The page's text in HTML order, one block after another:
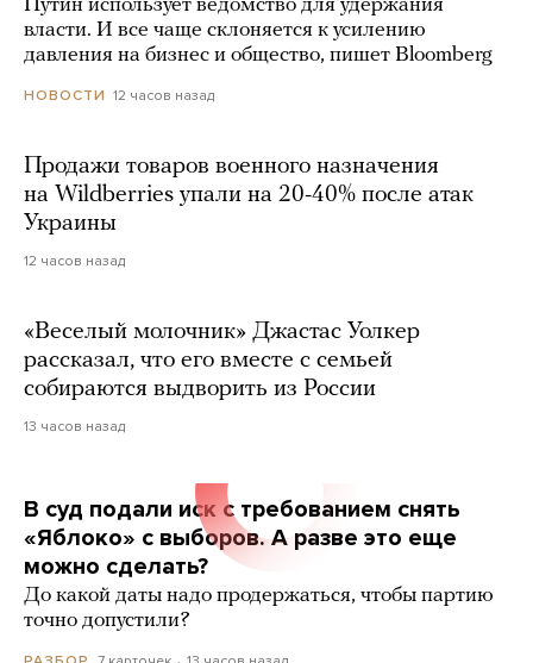
Путин использует ведомство для удержания
власти. И все чаще склоняется к усилению
давления на бизнес и общество, пишет Bloomberg
НОВОСТИ 12 часов назад
Продажи товаров военного назначения
на Wildberries упали на 20-40% после атак
Украины
12 часов назад
«Веселый молочник» Джастас Уолкер
рассказал, что его вместе с семьей
собираются выдворить из России
13 часов назад
В суд подали иск с требованием снять
«Яблоко» с выборов. А разве это еще
можно сделать?
До какой даты надо продержаться, чтобы партию
точно допустили?